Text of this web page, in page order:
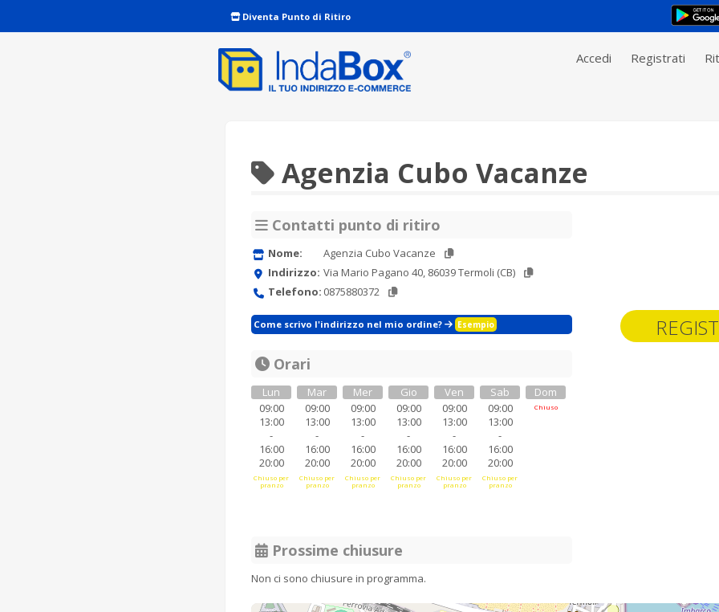
Diventa Punto di Ritiro
Accedi Registrati
Agenzia Cubo Vacanze
Contatti punto di ritiro
Nome:
Agenzia Cubo Vacanze
Indirizzo: Via Mario Pagano 40, 86039 Termoli (CB)
Telefono: 0875880372
Come scrivo l'indirizzo nel mio ordine? Esempio
Orari
Lun
09:00
13:00
-
16:00
20:00
Chiuso per
pranzo
Mar
09:00
13:00
-
16:00
20:00
Chiuso per
pranzo
Mer
09:00
13:00
-
16:00
20:00
Chiuso per
pranzo
Gio
09:00
13:00
-
16:00
20:00
Chiuso per
pranzo
Ven
09:00
13:00
-
16:00
20:00
Chiuso per
pranzo
Sab
09:00
13:00
-
16:00
20:00
Chiuso per
pranzo
Dom
Chiuso
Prossime chiusure
Non ci sono chiusure in programma.